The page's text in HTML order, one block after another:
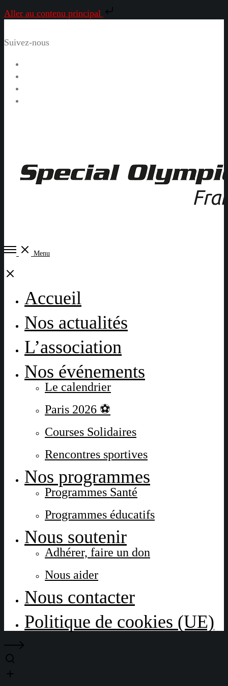
Aller au contenu principal
Suivez-nous
Open
Menu
Close
Accueil
Nos actualités
L’association
Nos événements
Le calendrier
Paris 2026 ⚽
Courses Solidaires
Rencontres sportives
Nos programmes
Programmes Santé
Programmes éducatifs
Nous soutenir
Adhérer, faire un don
Nous aider
Nous contacter
Politique de cookies (UE)